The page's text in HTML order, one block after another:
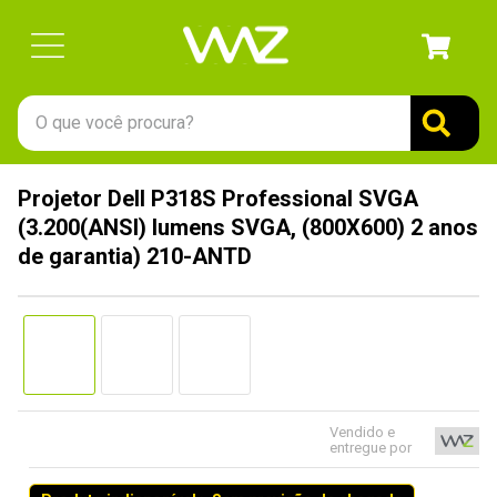
O que você procura?
Projetor Dell P318S Professional SVGA
(3.200(ANSI) lumens SVGA, (800X600) 2 anos
de garantia) 210-ANTD
Vendido e
entregue por
1 º
gabinete
2º
keychron
8º
controle